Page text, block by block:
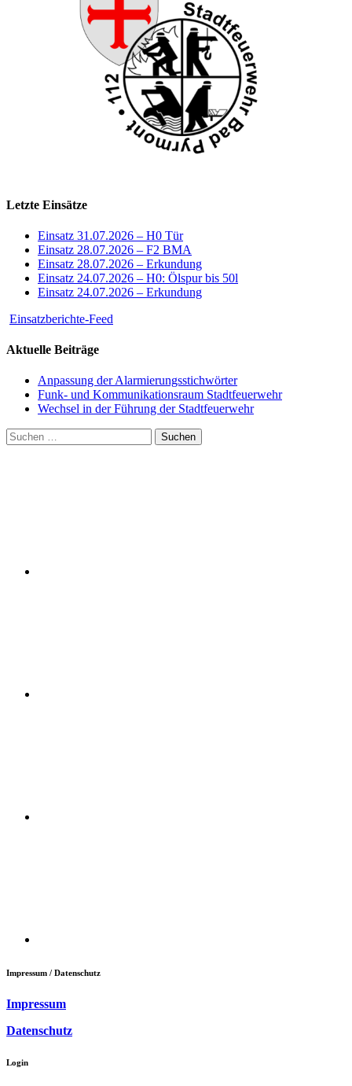
Letzte Einsätze
Einsatz 31.07.2026 – H0 Tür
Einsatz 28.07.2026 – F2 BMA
Einsatz 28.07.2026 – Erkundung
Einsatz 24.07.2026 – H0: Ölspur bis 50l
Einsatz 24.07.2026 – Erkundung
Einsatzberichte-Feed
Aktuelle Beiträge
Anpassung der Alarmierungsstichwörter
Funk- und Kommunikationsraum Stadtfeuerwehr
Wechsel in der Führung der Stadtfeuerwehr
Suchen
nach:
Impressum / Datenschutz
Impressum
Datenschutz
Login